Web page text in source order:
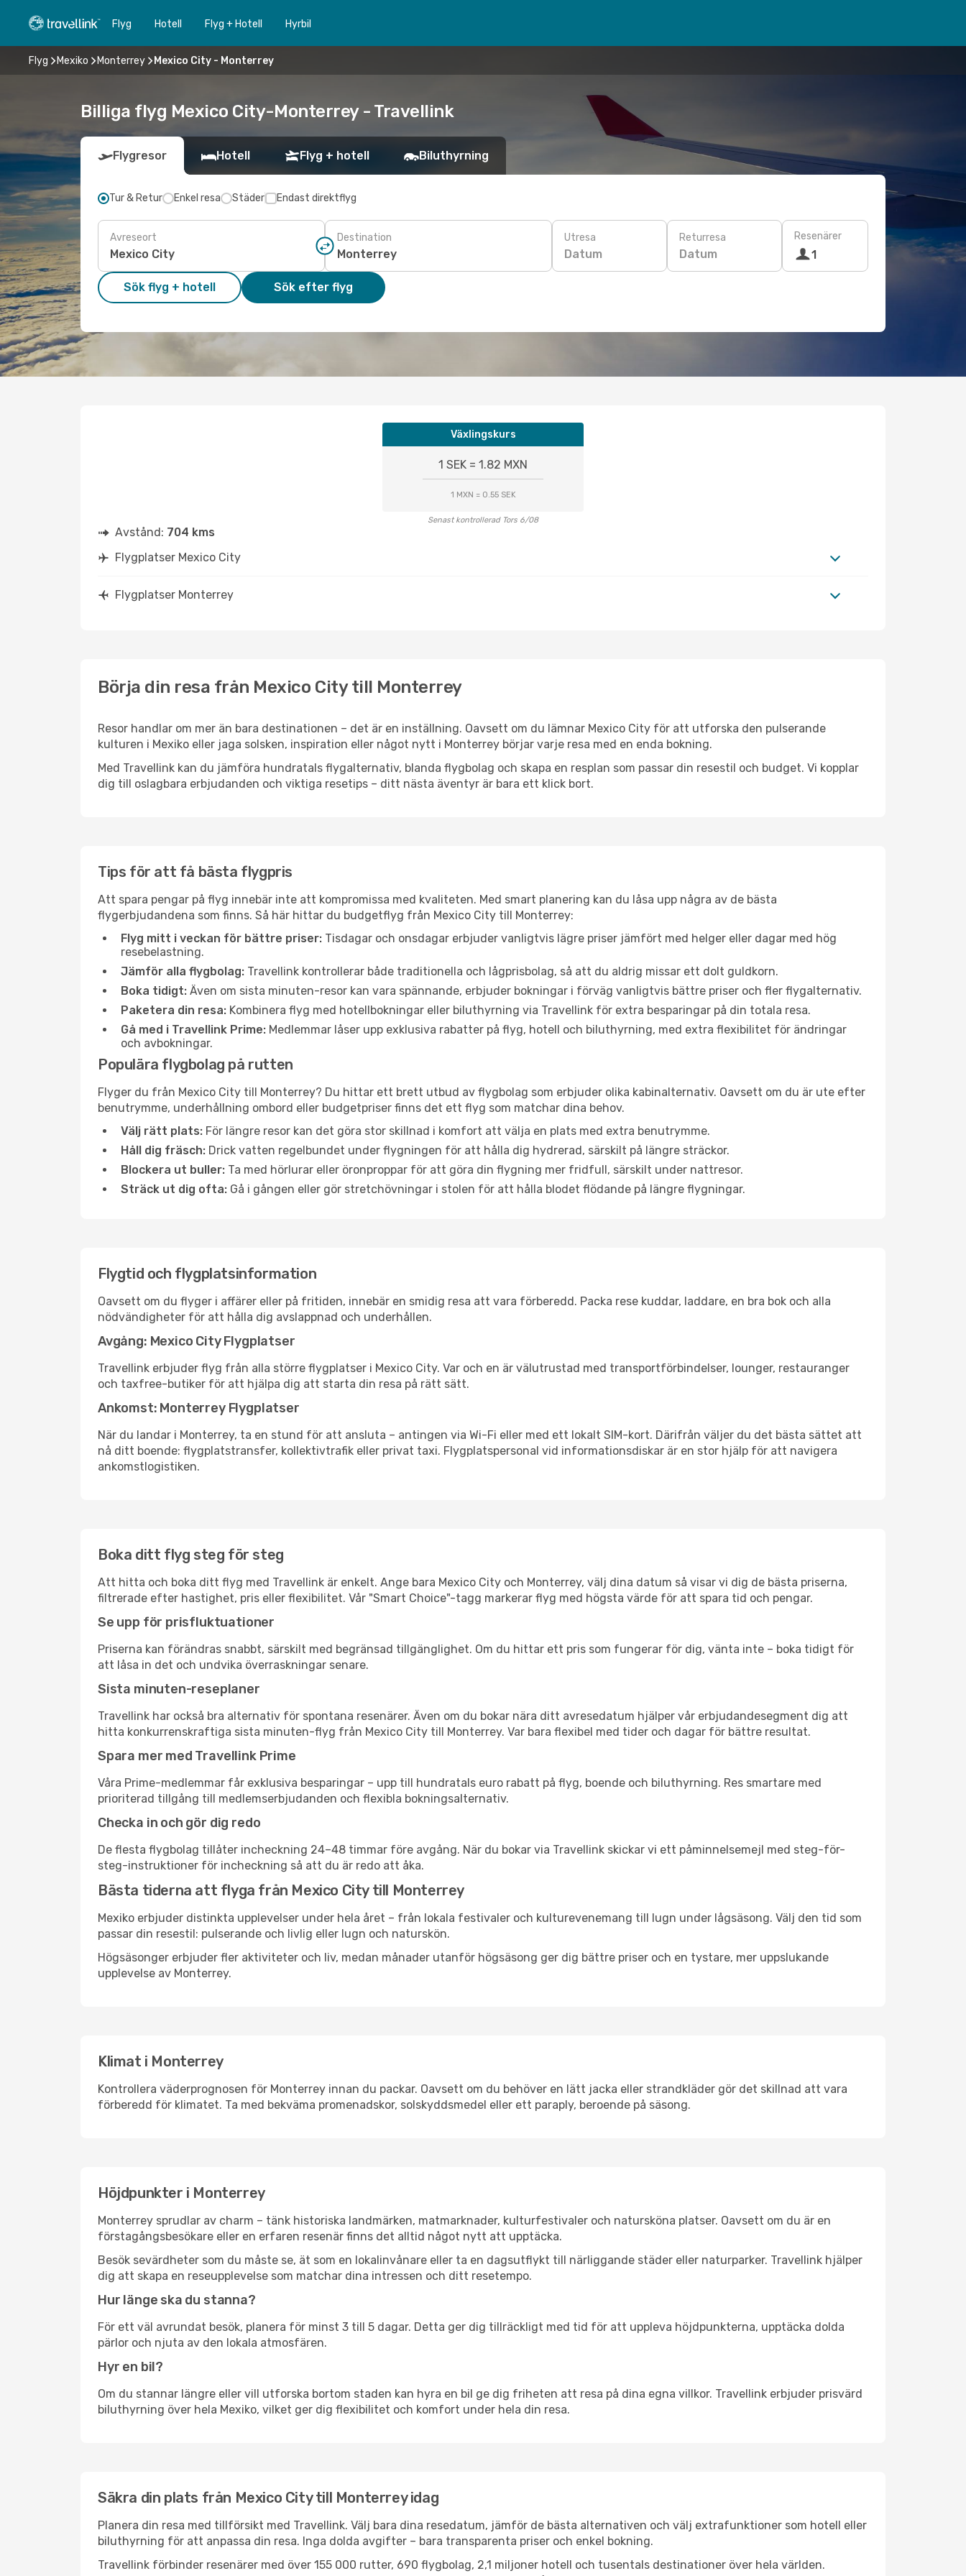
Flyg Hotell Flyg + Hotell Hyrbil
Flyg Mexiko Monterrey Mexico City - Monterrey
Billiga flyg Mexico City-Monterrey - Travellink
Flygresor Hotell Flyg + hotell Biluthyrning
Tur & Retur Enkel resa Städer Endast direktflyg
Avreseort Destination Utresa
Datum
Returresa
Datum
Resenärer
1
Sök flyg + hotell Sök efter flyg
Växlingskurs
1 SEK = 1.82 MXN
1 MXN = 0.55 SEK
Senast kontrollerad Tors 6/08
Avstånd: 704 kms
Flygplatser Mexico City
Flygplatser Monterrey
Börja din resa från Mexico City till Monterrey
Resor handlar om mer än bara destinationen – det är en inställning. Oavsett om du lämnar Mexico City för att utforska den pulserande
kulturen i Mexiko eller jaga solsken, inspiration eller något nytt i Monterrey börjar varje resa med en enda bokning.
Med Travellink kan du jämföra hundratals flygalternativ, blanda flygbolag och skapa en resplan som passar din resestil och budget. Vi kopplar
dig till oslagbara erbjudanden och viktiga resetips – ditt nästa äventyr är bara ett klick bort.
Tips för att få bästa flygpris
Att spara pengar på flyg innebär inte att kompromissa med kvaliteten. Med smart planering kan du låsa upp några av de bästa
flygerbjudandena som finns. Så här hittar du budgetflyg från Mexico City till Monterrey:
Flyg mitt i veckan för bättre priser: Tisdagar och onsdagar erbjuder vanligtvis lägre priser jämfört med helger eller dagar med hög
resebelastning.
Jämför alla flygbolag: Travellink kontrollerar både traditionella och lågprisbolag, så att du aldrig missar ett dolt guldkorn.
Boka tidigt: Även om sista minuten-resor kan vara spännande, erbjuder bokningar i förväg vanligtvis bättre priser och fler flygalternativ.
Paketera din resa: Kombinera flyg med hotellbokningar eller biluthyrning via Travellink för extra besparingar på din totala resa.
Gå med i Travellink Prime: Medlemmar låser upp exklusiva rabatter på flyg, hotell och biluthyrning, med extra flexibilitet för ändringar
och avbokningar.
Populära flygbolag på rutten
Flyger du från Mexico City till Monterrey? Du hittar ett brett utbud av flygbolag som erbjuder olika kabinalternativ. Oavsett om du är ute efter
benutrymme, underhållning ombord eller budgetpriser finns det ett flyg som matchar dina behov.
Välj rätt plats: För längre resor kan det göra stor skillnad i komfort att välja en plats med extra benutrymme.
Håll dig fräsch: Drick vatten regelbundet under flygningen för att hålla dig hydrerad, särskilt på längre sträckor.
Blockera ut buller: Ta med hörlurar eller öronproppar för att göra din flygning mer fridfull, särskilt under nattresor.
Sträck ut dig ofta: Gå i gången eller gör stretchövningar i stolen för att hålla blodet flödande på längre flygningar.
Flygtid och flygplatsinformation
Oavsett om du flyger i affärer eller på fritiden, innebär en smidig resa att vara förberedd. Packa rese kuddar, laddare, en bra bok och alla
nödvändigheter för att hålla dig avslappnad och underhållen.
Avgång: Mexico City Flygplatser
Travellink erbjuder flyg från alla större flygplatser i Mexico City. Var och en är välutrustad med transportförbindelser, lounger, restauranger
och taxfree-butiker för att hjälpa dig att starta din resa på rätt sätt.
Ankomst: Monterrey Flygplatser
När du landar i Monterrey, ta en stund för att ansluta – antingen via Wi-Fi eller med ett lokalt SIM-kort. Därifrån väljer du det bästa sättet att
nå ditt boende: flygplatstransfer, kollektivtrafik eller privat taxi. Flygplatspersonal vid informationsdiskar är en stor hjälp för att navigera
ankomstlogistiken.
Boka ditt flyg steg för steg
Att hitta och boka ditt flyg med Travellink är enkelt. Ange bara Mexico City och Monterrey, välj dina datum så visar vi dig de bästa priserna,
filtrerade efter hastighet, pris eller flexibilitet. Vår "Smart Choice"-tagg markerar flyg med högsta värde för att spara tid och pengar.
Se upp för prisfluktuationer
Priserna kan förändras snabbt, särskilt med begränsad tillgänglighet. Om du hittar ett pris som fungerar för dig, vänta inte – boka tidigt för
att låsa in det och undvika överraskningar senare.
Sista minuten-reseplaner
Travellink har också bra alternativ för spontana resenärer. Även om du bokar nära ditt avresedatum hjälper vår erbjudandesegment dig att
hitta konkurrenskraftiga sista minuten-flyg från Mexico City till Monterrey. Var bara flexibel med tider och dagar för bättre resultat.
Spara mer med Travellink Prime
Våra Prime-medlemmar får exklusiva besparingar – upp till hundratals euro rabatt på flyg, boende och biluthyrning. Res smartare med
prioriterad tillgång till medlemserbjudanden och flexibla bokningsalternativ.
Checka in och gör dig redo
De flesta flygbolag tillåter incheckning 24–48 timmar före avgång. När du bokar via Travellink skickar vi ett påminnelsemejl med steg-för-
steg-instruktioner för incheckning så att du är redo att åka.
Bästa tiderna att flyga från Mexico City till Monterrey
Mexiko erbjuder distinkta upplevelser under hela året – från lokala festivaler och kulturevenemang till lugn under lågsäsong. Välj den tid som
passar din resestil: pulserande och livlig eller lugn och naturskön.
Högsäsonger erbjuder fler aktiviteter och liv, medan månader utanför högsäsong ger dig bättre priser och en tystare, mer uppslukande
upplevelse av Monterrey.
Klimat i Monterrey
Kontrollera väderprognosen för Monterrey innan du packar. Oavsett om du behöver en lätt jacka eller strandkläder gör det skillnad att vara
förberedd för klimatet. Ta med bekväma promenadskor, solskyddsmedel eller ett paraply, beroende på säsong.
Höjdpunkter i Monterrey
Monterrey sprudlar av charm – tänk historiska landmärken, matmarknader, kulturfestivaler och natursköna platser. Oavsett om du är en
förstagångsbesökare eller en erfaren resenär finns det alltid något nytt att upptäcka.
Besök sevärdheter som du måste se, ät som en lokalinvånare eller ta en dagsutflykt till närliggande städer eller naturparker. Travellink hjälper
dig att skapa en reseupplevelse som matchar dina intressen och ditt resetempo.
Hur länge ska du stanna?
För ett väl avrundat besök, planera för minst 3 till 5 dagar. Detta ger dig tillräckligt med tid för att uppleva höjdpunkterna, upptäcka dolda
pärlor och njuta av den lokala atmosfären.
Hyr en bil?
Om du stannar längre eller vill utforska bortom staden kan hyra en bil ge dig friheten att resa på dina egna villkor. Travellink erbjuder prisvärd
biluthyrning över hela Mexiko, vilket ger dig flexibilitet och komfort under hela din resa.
Säkra din plats från Mexico City till Monterrey idag
Planera din resa med tillförsikt med Travellink. Välj bara dina resedatum, jämför de bästa alternativen och välj extrafunktioner som hotell eller
biluthyrning för att anpassa din resa. Inga dolda avgifter – bara transparenta priser och enkel bokning.
Travellink förbinder resenärer med över 155 000 rutter, 690 flygbolag, 2,1 miljoner hotell och tusentals destinationer över hela världen.